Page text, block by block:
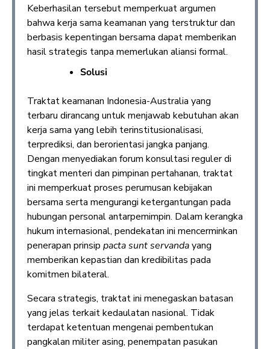
Keberhasilan tersebut memperkuat argumen
bahwa kerja sama keamanan yang terstruktur dan
berbasis kepentingan bersama dapat memberikan
hasil strategis tanpa memerlukan aliansi formal.
Solusi
Traktat keamanan Indonesia-Australia yang
terbaru dirancang untuk menjawab kebutuhan akan
kerja sama yang lebih terinstitusionalisasi,
terprediksi, dan berorientasi jangka panjang.
Dengan menyediakan forum konsultasi reguler di
tingkat menteri dan pimpinan pertahanan, traktat
ini memperkuat proses perumusan kebijakan
bersama serta mengurangi ketergantungan pada
hubungan personal antarpemimpin. Dalam kerangka
hukum internasional, pendekatan ini mencerminkan
penerapan prinsip pacta sunt servandayang
memberikan kepastian dan kredibilitas pada
komitmen bilateral.
Secara strategis, traktat ini menegaskan batasan
yang jelas terkait kedaulatan nasional. Tidak
terdapat ketentuan mengenai pembentukan
pangkalan militer asing, penempatan pasukan